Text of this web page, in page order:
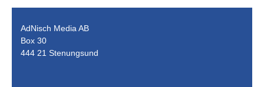
AdNisch Media AB
Box 30
444 21 Stenungsund